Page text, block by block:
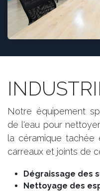
Notre équipement
de l'eau pour
la céramique
carreaux et joints de
Dégraissage des
Nettoyage des